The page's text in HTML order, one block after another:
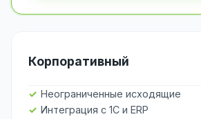
Корпоративный
Неограниченные исходящие
Интеграция с 1С и ERP